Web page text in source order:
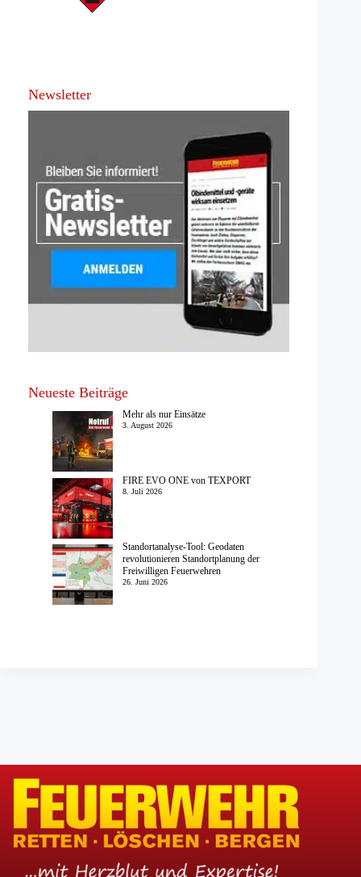
Newsletter
Neueste Beiträge
Mehr als nur Einsätze
3. August 2026
FIRE EVO ONE von TEXPORT
8. Juli 2026
Standortanalyse-Tool: Geodaten
revolutionieren Standortplanung der
Freiwilligen Feuerwehren
26. Juni 2026